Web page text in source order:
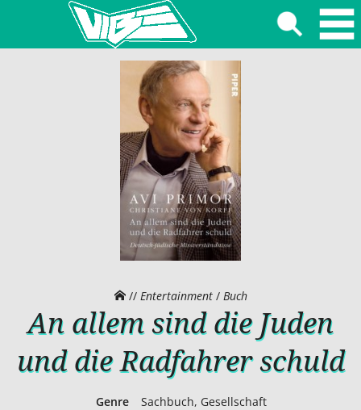
// Entertainment/ Buch
An allem sind die Juden
und die Radfahrer schuld
Genre
Sachbuch, Gesellschaft